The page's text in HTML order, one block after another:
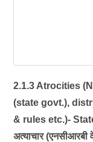
2.1.3 Atrocities
(state govt.),
& rules etc.)-
अत्याचार (एनसीआरबी